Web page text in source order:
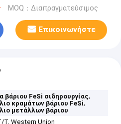
MOQ：Διαπραγματεύσιμος
Επικοινωνήστε
βάριου FeSi σιδηρουργίας,
κραμάτων βάριου FeSi,
μετάλλων βάριου
T, Western Union